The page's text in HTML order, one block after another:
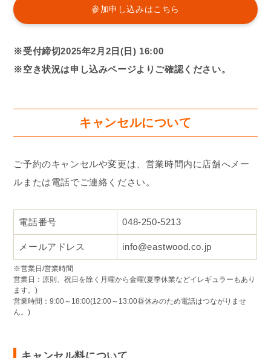
参加申し込みはこちら
※受付締切2025年2月2日(日) 16:00
※空き状況は申し込みページよりご確認ください。
キャンセルについて
ご予約のキャンセルや変更は、営業時間内に店舗へメー
ルまたは電話でご連絡ください。
電話番号 048-250-5213
メールアドレス info@eastwood.co.jp
※営業日/営業時間
営業日：原則、祝日を除く月曜から金曜(夏季休業などイレギュラーもあり
ます。)
営業時間：9:00～18:00(12:00～13:00昼休みのため電話はつながりませ
ん。)